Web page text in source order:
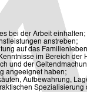
bei der Arbeit einhalten;
anstreben;
auf das
im Bereich der
und der
angeeignet haben;
Aufbewahrung,